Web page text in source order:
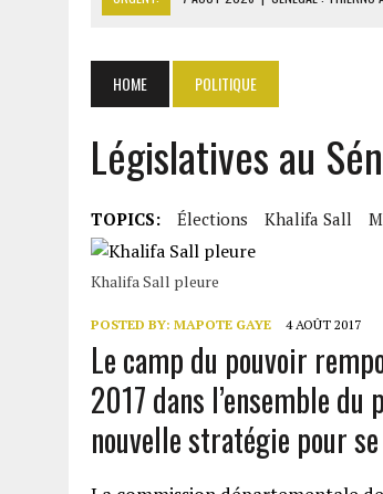
7 AOÛT 2026 | OUATTARA APPELLE À L’UNION
7 AOÛT 2026
CÔTE D’IVOIRE : OUATTARA
HOME POLITIQUE
Législatives au
TOPICS: Élections Khalifa Sall
Khalifa Sall pleure
POSTED BY: MAPOTE GAYE 4 AOÛT 2017
Le camp du pouvoir
2017 dans l’ensemble du
nouvelle stratégie pour